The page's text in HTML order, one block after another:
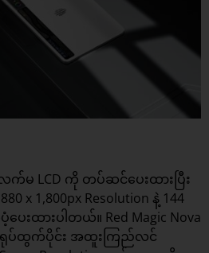
က်မ LCD ကို တပ်ဆင်ပေးထားပြီး
x 1,800px Resolution နဲ့ 144
ပေးထားပါတယ်။ Red Magic Nova
ပ်ထွက်ပိုင်း အထူးကြည်လင်